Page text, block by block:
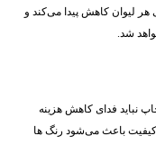
لیوان کاهش پیدا می‌کند و
شد.
نباید فدای کاهش هزینه
باعث می‌شود رنگ ‌ها